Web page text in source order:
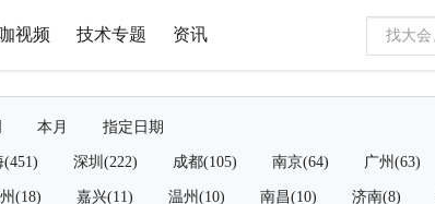
视频 技术专题 资讯
本月 指定日期
(451) 深圳(222) 成都(105) 南京(64) 广州(63)
(18) 嘉兴(11) 温州(10) 南昌(10) 济南(8)